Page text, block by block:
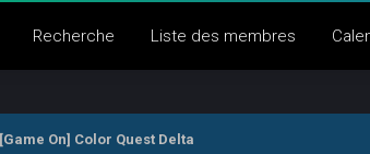
Recherche Liste des membres
[Game On] Color Quest Delta